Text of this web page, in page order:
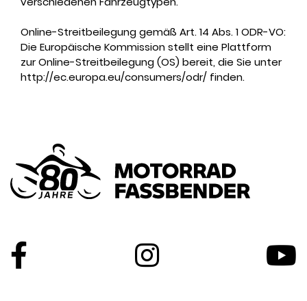
Online-Streitbeilegung gemäß Art. 14 Abs. 1 ODR-VO:
Die Europäische Kommission stellt eine Plattform
zur Online-Streitbeilegung (OS) bereit, die Sie unter
http://ec.europa.eu/consumers/odr/ finden.